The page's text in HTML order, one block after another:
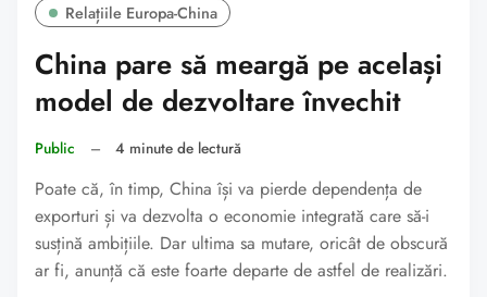
Relațiile Europa-China
China pare să meargă pe același
model de dezvoltare învechit
Public – 4 minute de lectură
Poate că, în timp, China își va pierde dependența de
exporturi și va dezvolta o economie integrată care să-i
susțină ambițiile. Dar ultima sa mutare, oricât de obscură
ar fi, anunță că este foarte departe de astfel de realizări.